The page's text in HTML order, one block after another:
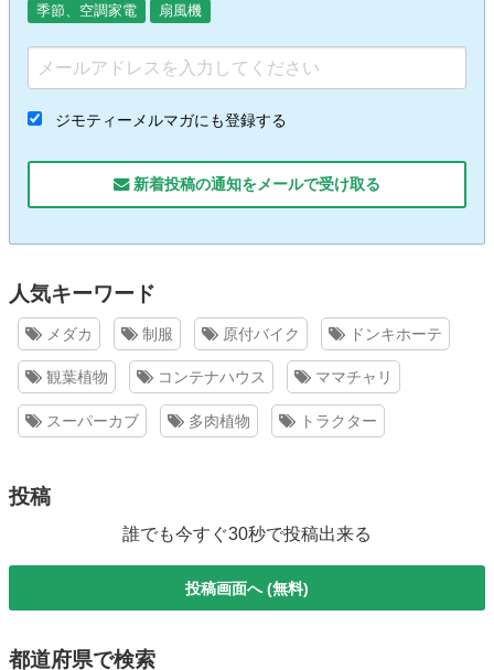
季節、空調家電
扇風機
ジモティーメルマガにも登録する
新着投稿の通知をメールで受け取る
人気キーワード
メダカ 制服 原付バイク ドンキホーテ
観葉植物 コンテナハウス ママチャリ
スーパーカブ 多肉植物 トラクター
投稿
誰でも今すぐ30秒で投稿出来る
投稿画面へ (無料)
都道府県で検索